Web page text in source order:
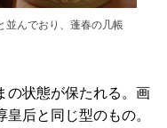
並んでおり、蓬春の几帳
状態が保たれる。画
后と同じ型のもの。